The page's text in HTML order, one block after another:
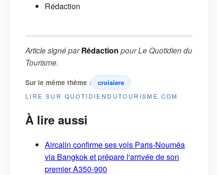
Rédaction
Article signé parRédaction pourLe Quotidien du
Tourisme.
Sur le même thème : croisiere
LIRE SUR QUOTIDIENDUTOURISME.COM
À lire aussi
Aircalin confirme ses vols Paris-Nouméa
via Bangkok et prépare l'arrivée de son
premier A350-900